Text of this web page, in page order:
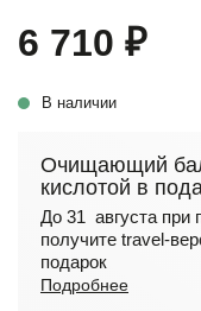
6 710 ₽
В наличии
Очищающий
кислотой в
До 31 августа при
получите travel-
подарок
Подробнее